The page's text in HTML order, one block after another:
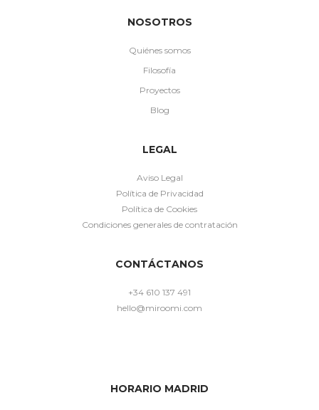
NOSOTROS
Quiénes somos
Filosofía
Proyectos
Blog
LEGAL
Aviso Legal
Política de Privacidad
Política de Cookies
Condiciones generales de contratación
CONTÁCTANOS
+34 610 137 491
hello@miroomi.com
HORARIO MADRID